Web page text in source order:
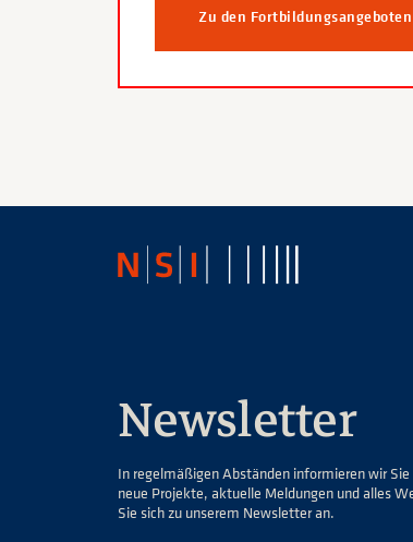
Zu den
Newsletter
In regelmäßigen Abständen informieren wir
neue Projekte, aktuelle Meldungen und alles
Sie sich zu unserem Newsletter an.